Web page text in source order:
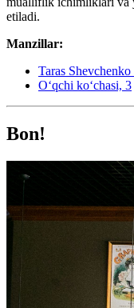
etiladi.
Manzillar:
Taras Shevchenko
Oʻqchi koʻchasi, 3
Bon!